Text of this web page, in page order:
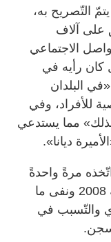
التّصريح به،
على آلاف
الاجتماعي
كان رأيه في
البلدان
للأفراد، وفي
بذلك» مما يستدعي
ديانا».
مرةً واحدةً
فتحدّث إلى وكالة الأنباء التشيكية سنة 2008 ونفى ما
والتّسبب في